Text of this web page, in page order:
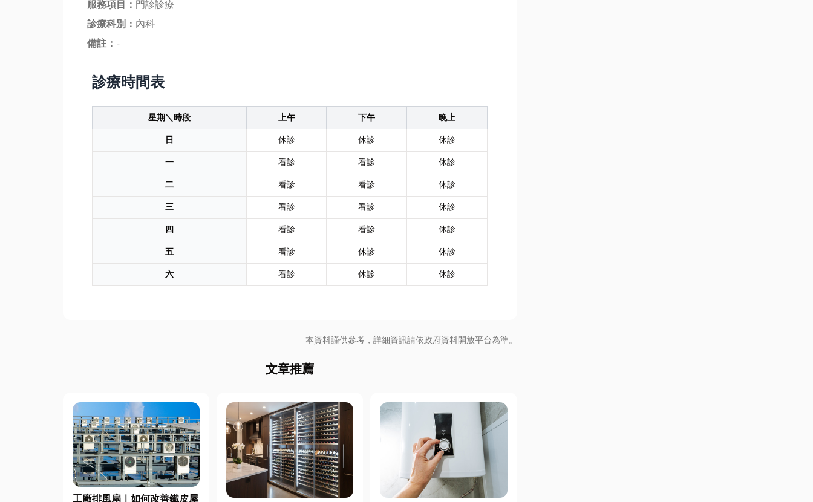
服務項目： 門診診療
診療科別： 內科
備註： -
診療時間表
星期＼時段 上午 下午
晚上
日
休診 休診
休診
一
看診 看診
休診
二
看診 看診
休診
三
看診 看診
休診
四
看診 看診
休診
五
看診 休診
休診
六
看診 休診 休診
本資料謹供參考，詳細資訊請依政府資料開放平台為準。
文章推薦
工廠排風扇｜如何改善鐵皮屋